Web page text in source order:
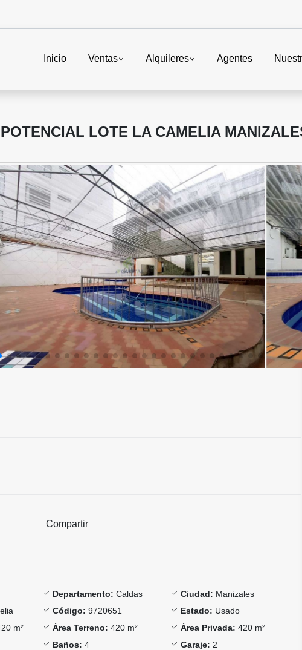
Inicio Ventas Alquileres Agentes
LOTE LA CAMELIA
Compartir
Departamento: Caldas Ciudad: Manizales
Código: 9720651 Estado: Usado
m² Área Terreno: 420 m² Área Privada: 420 m²
Baños: 4 Garaje: 2